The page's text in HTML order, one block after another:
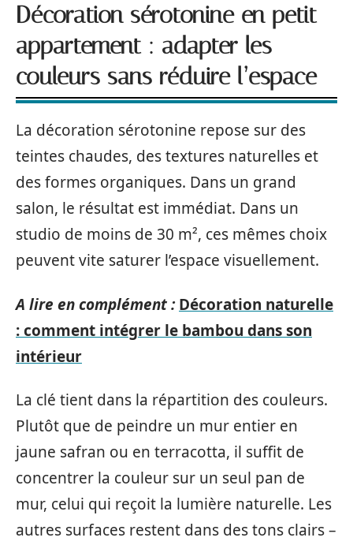
Décoration sérotonine en petit
appartement : adapter les
couleurs sans réduire l’espace
La décoration sérotonine repose sur des
teintes chaudes, des textures naturelles et
des formes organiques. Dans un grand
salon, le résultat est immédiat. Dans un
studio de moins de 30 m², ces mêmes choix
peuvent vite saturer l’espace visuellement.
A lire en complément : Décoration naturelle
: comment intégrer le bambou dans son
intérieur
La clé tient dans la répartition des couleurs.
Plutôt que de peindre un mur entier en
jaune safran ou en terracotta, il suffit de
concentrer la couleur sur un seul pan de
mur, celui qui reçoit la lumière naturelle. Les
autres surfaces restent dans des tons clairs –